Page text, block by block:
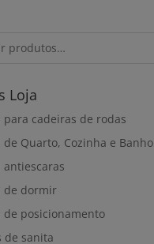
Loja
para cadeiras de rodas
de Quarto, Cozinha e Banho
antiescaras
de dormir
de posicionamento
de sanita